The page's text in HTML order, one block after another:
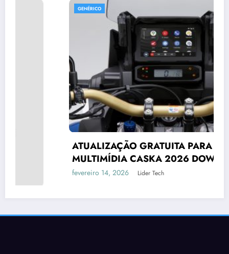
ATUALIZAÇÃO GRATUITA PARA CENTRAL
MULTIMÍDIA CASKA 2026 DOWNLOAD
fevereiro 14, 2026 Lider Tech